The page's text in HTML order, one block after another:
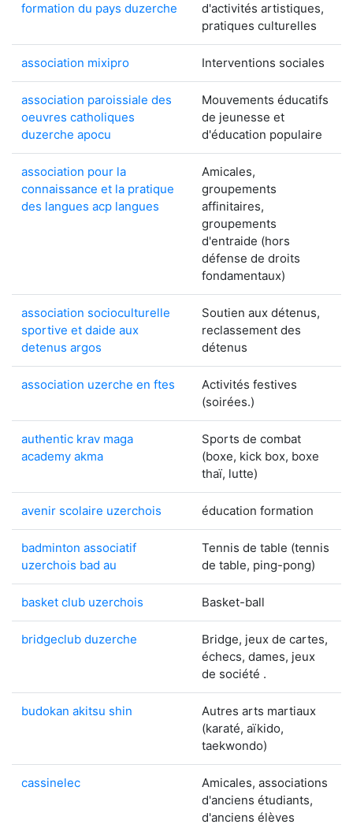
formation du pays duzerche
d'activités artistiques,
pratiques culturelles
association mixipro Interventions sociales
association paroissiale des
oeuvres catholiques
duzerche apocu
Mouvements éducatifs
de jeunesse et
d'éducation populaire
association pour la
connaissance et la pratique
des langues acp langues
Amicales,
groupements
affinitaires,
groupements
d'entraide (hors
défense de droits
fondamentaux)
association socioculturelle
sportive et daide aux
detenus argos
Soutien aux détenus,
reclassement des
détenus
association uzerche en ftes
Activités festives
(soirées.)
authentic krav maga
academy akma
Sports de combat
(boxe, kick box, boxe
thaï, lutte)
avenir scolaire uzerchois éducation formation
badminton associatif
uzerchois bad au
Tennis de table (tennis
de table, ping-pong)
basket club uzerchois Basket-ball
bridgeclub duzerche
Bridge, jeux de cartes,
échecs, dames, jeux
de société .
budokan akitsu shin
Autres arts martiaux
(karaté, aïkido,
taekwondo)
cassinelec
Amicales, associations
d'anciens étudiants,
d'anciens élèves